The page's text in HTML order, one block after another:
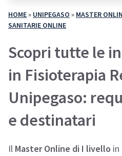
HOME» UNIPEGASO » MASTER
SANITARIE ONLINE
Scopri tutte le
in Fisioterapia
Unipegaso:
e destinatari
Il Master Online di I livello in